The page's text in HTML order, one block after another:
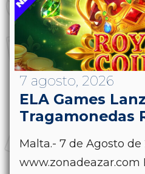
7 agosto, 2026
ELA Games
Tragamonedas
Malta.- 7 de Agosto de
www.zonadeazar.com